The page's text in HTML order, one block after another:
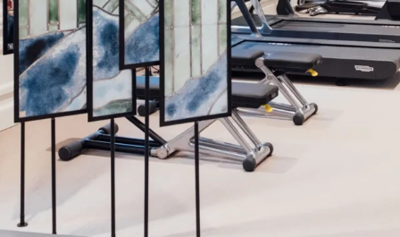
ESPACE FITNESS
Tapis de course, appareils de musculation, vélo elliptique.
Avec des appareils Technogym® de dernière génération,
l'Espace Fitness du Normandy vous invite à une session
sportive dans un cadre élégant avec vue sur la piscine.